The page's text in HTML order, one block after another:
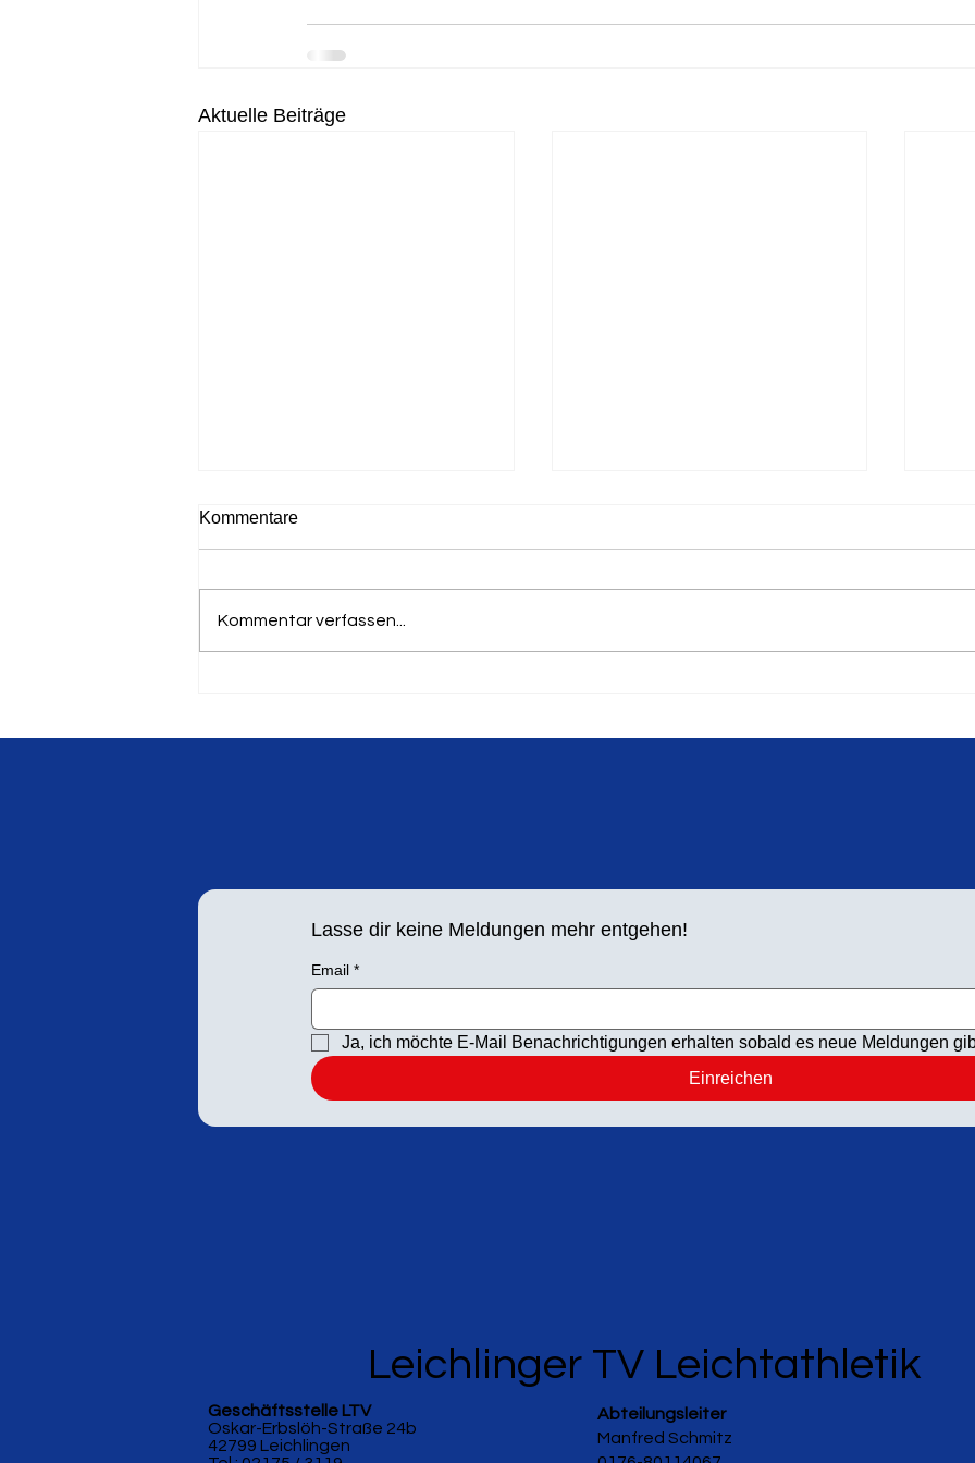
Aktuelle Beiträge
Kommentare
Kommentar verfassen...
Lasse dir keine Meldungen mehr entgehen!
Email *
Ja, ich möchte E-Mail Benachrichtigungen erhalten sobald es neue Meldungen
Einreichen
Geschäftsstelle LTV
Oskar-Erbslöh-Straße 24b
42799 Leichlingen
Abteilungsleiter
Manfred Schmitz
Leichlinger TV Leichtathletik